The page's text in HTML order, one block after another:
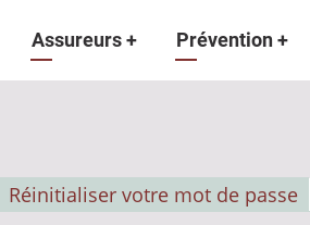
Assureurs+ Prévention+
Réinitialiser votre mot de passe